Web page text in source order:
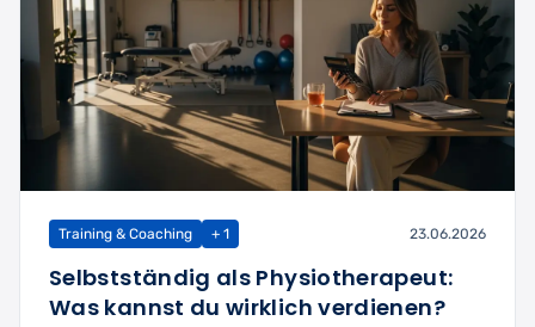
Training & Coaching + 1 23.06.2026
Selbstständig als Physiotherapeut:
Was kannst du wirklich verdienen?